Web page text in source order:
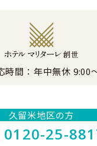
時間： 年中無休 9:00
久留米地区の方
0120-25-